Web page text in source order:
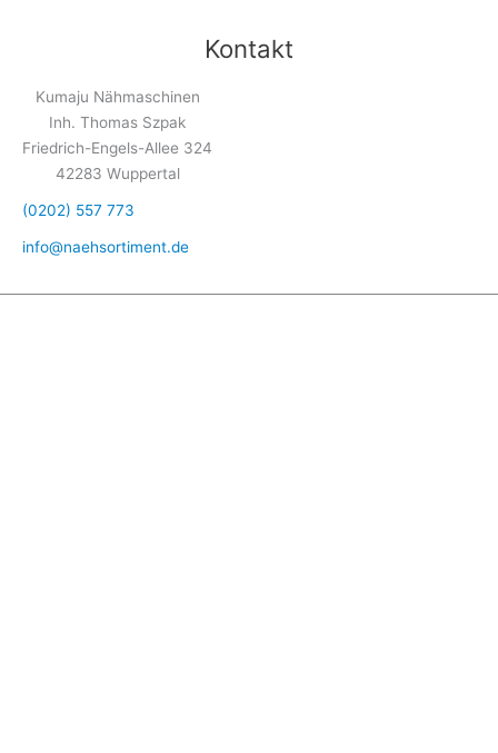
Kontakt
Kumaju Nähmaschinen
Inh. Thomas Szpak
Friedrich-Engels-Allee 324
42283 Wuppertal
(0202) 557 773
info@naehsortiment.de